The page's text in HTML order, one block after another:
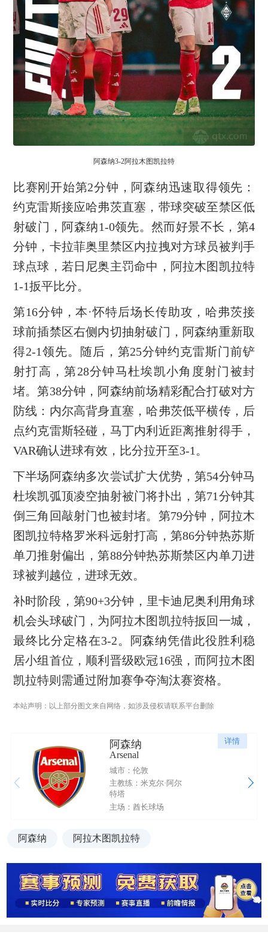
阿森纳3-2阿拉木图凯拉特
比赛刚开始第2分钟，阿森纳迅速取得领先：
约克雷斯接应哈弗茨直塞，带球突破至禁区低
射破门，阿森纳1-0领先。然而好景不长，第4
分钟，卡拉菲奥里禁区内拉拽对方球员被判手
球点球，若日尼奥主罚命中，阿拉木图凯拉特
1-1扳平比分。
第16分钟，本·怀特后场长传助攻，哈弗茨接
球前插禁区右侧内切抽射破门，阿森纳重新取
得2-1领先。随后，第25分钟约克雷斯门前铲
射打高，第28分钟马杜埃凯小角度射门被封
堵。第38分钟，阿森纳前场精彩配合打破对方
防线：内尔高背身直塞，哈弗茨低平横传，后
点约克雷斯轻碰，马丁内利近距离推射得手，
VAR确认进球有效，比分拉开至3-1。
下半场阿森纳多次尝试扩大优势，第54分钟马
杜埃凯弧顶凌空抽射被门将扑出，第71分钟其
倒三角回敲射门也被封堵。第79分钟，阿拉木
图凯拉特格罗米科远射打高，第86分钟热苏斯
单刀推射偏出，第88分钟热苏斯禁区内单刀进
球被判越位，进球无效。
补时阶段，第90+3分钟，里卡迪尼奥利用角球
机会头球破门，为阿拉木图凯拉特扳回一城，
最终比分定格在3-2。阿森纳凭借此役胜利稳
居小组首位，顺利晋级欧冠16强，而阿拉木图
凯拉特则需通过附加赛争夺淘汰赛资格。
本站声明：以上部分图文来自网络，如涉及侵权请联系平台删除
详情
阿森纳
Arsenal
城市：伦敦
主教练：米克尔·阿尔
特塔
主场：酋长球场
阿森纳 阿拉木图凯拉特